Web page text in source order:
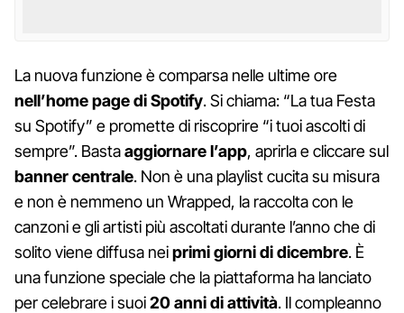
La nuova funzione è comparsa nelle ultime ore
nell’home page di Spotify. Si chiama: “La tua Festa
su Spotify” e promette di riscoprire “i tuoi ascolti di
sempre”. Bastaaggiornare l’app, aprirla e cliccare sul
banner centrale. Non è una playlist cucita su misura
e non è nemmeno un Wrapped, la raccolta con le
canzoni e gli artisti più ascoltati durante l’anno che di
solito viene diffusa neiprimi giorni di dicembre. È
una funzione speciale che la piattaforma ha lanciato
per celebrare i suoi20 anni di attività. Il compleanno